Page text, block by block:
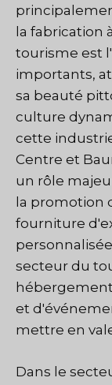
la fabrication
tourisme est
importants,
sa beauté
culture
cette
Centre et
un rôle
la promotion
fourniture
secteur du
et
mettre en
Dans le